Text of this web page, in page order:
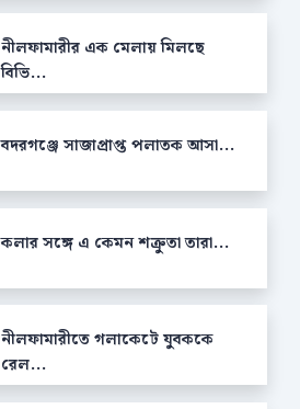
নীলফামারীর এক মেলায় মিলছে
বিভি...
বদরগঞ্জে সাজাপ্রাপ্ত পলাতক আসা...
কলার সঙ্গে এ কেমন শক্রুতা তারা...
নীলফামারীতে গলাকেটে যুবককে
রেল...